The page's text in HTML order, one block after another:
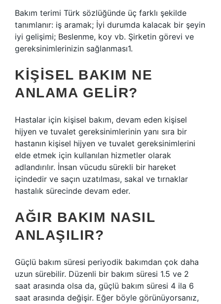
Bakım terimi Türk sözlüğünde üç farklı şekilde
tanımlanır: iş aramak; İyi durumda kalacak bir şeyin
iyi gelişimi; Beslenme, koy vb. Şirketin görevi ve
gereksinimlerinizin sağlanması1.
KIŞISEL BAKIM NE
ANLAMA GELIR?
Hastalar için kişisel bakım, devam eden kişisel
hijyen ve tuvalet gereksinimlerinin yanı sıra bir
hastanın kişisel hijyen ve tuvalet gereksinimlerini
elde etmek için kullanılan hizmetler olarak
adlandırılır. İnsan vücudu sürekli bir hareket
içindedir ve saçın uzatılması, sakal ve tırnaklar
hastalık sürecinde devam eder.
AĞIR BAKIM NASIL
ANLAŞILIR?
Güçlü bakım süresi periyodik bakımdan çok daha
uzun sürebilir. Düzenli bir bakım süresi 1.5 ve 2
saat arasında olsa da, güçlü bakım süresi 4 ila 6
saat arasında değişir. Eğer böyle görünüyorsanız,